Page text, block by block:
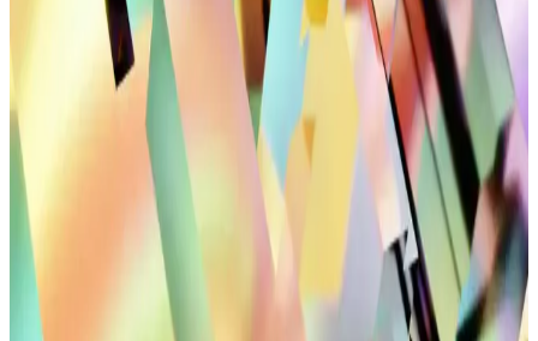
Düğün Kombinleri ve Spor Tarzı: Günümüz
Modasının Çok Yönlülüğü ve Teknolojik
Entegrasyonu
Modern yaşamda düğün ve spor tarzları, teknolojik ürünlerle
birleşerek kişisel tarz ve konforu ön plana çıkarıyor. Güncel trendler
ve yenilikçi aksesuarlar hakkında detaylar.
Günlük Şık Siyah Sneakerlar: Modern Tarz ve
Konforun Buluşması
Modern tasarımlı siyah sneakerlar, rahatlık ve şıklığı bir arada sunar.
Deri veya sentetik malzemelerle dayanıklı ve estetik, çeşitli
kıyafetlerle uyum sağlayan bu ayakkabılar, günlük stilinizi tamamlar.